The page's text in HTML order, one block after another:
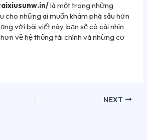
là một trong những
cho những ai muốn khám phá sâu hơn
với bài viết này, bạn sẽ có cái nhìn
về hệ thống tài chính và những cơ
NEXT